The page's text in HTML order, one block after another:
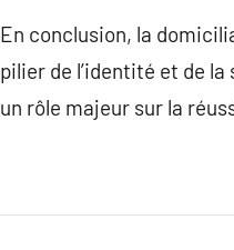
En conclusion, la
pilier de l’identité et de
un rôle majeur sur la